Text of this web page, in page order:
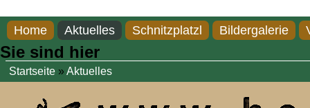
Home Aktuelles Schnitzplatzl Bildergalerie
Sie sind hier
Startseite» Aktuelles